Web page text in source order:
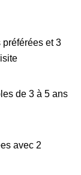
préférées et 3
de 3 à 5 ans
avec 2